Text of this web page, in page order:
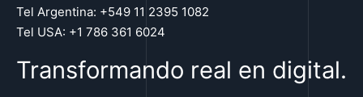
Tel Argentina: +549 11 2395 1082
Tel USA: +1 786 361 6024
Transformando real en digital.